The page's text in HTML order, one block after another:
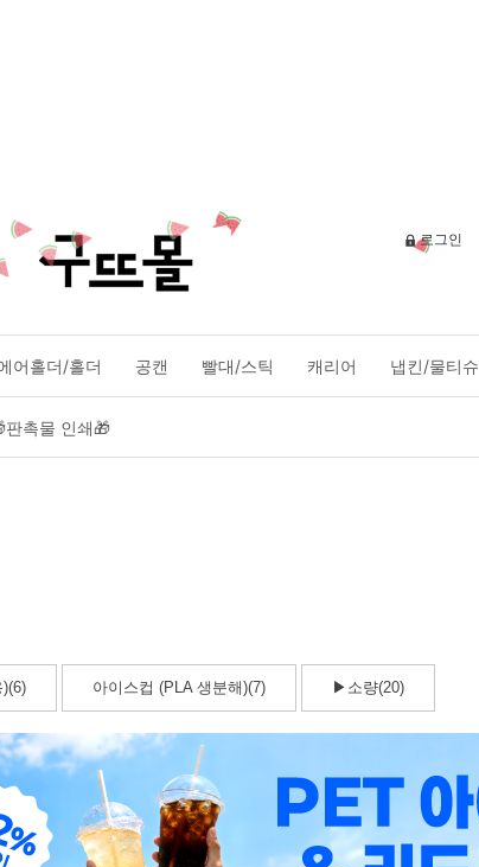
로그인
어홀더/홀더 공캔 빨대/스틱 캐리어 냅킨/물티슈
판촉물 인쇄🎁
아이스컵 (PLA 생분해)(7) ▶소량(20)